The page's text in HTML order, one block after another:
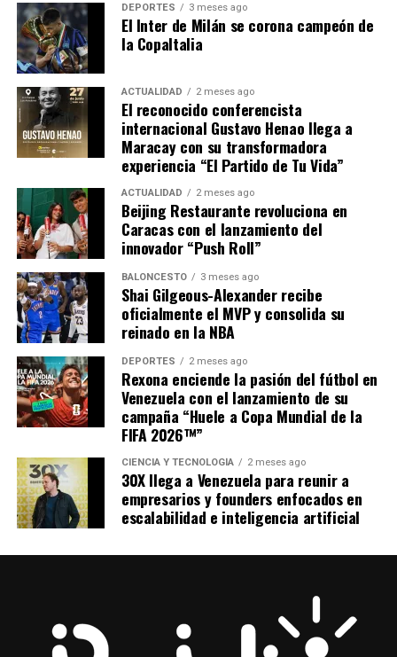
DEPORTES 3 meses ago
El Inter de Milán se corona campeón de
la CopaItalia
ACTUALIDAD 2 meses ago
El reconocido conferencista
internacional Gustavo Henao llega a
Maracay con su transformadora
experiencia “El Partido de Tu Vida”
ACTUALIDAD 2 meses ago
Beijing Restaurante revoluciona en
Caracas con el lanzamiento del
innovador “Push Roll”
BALONCESTO 3 meses ago
Shai Gilgeous-Alexander recibe
oficialmente el MVP y consolida su
reinado en la NBA
DEPORTES 2 meses ago
Rexona enciende la pasión del fútbol en
Venezuela con el lanzamiento de su
campaña “Huele a Copa Mundial de la
FIFA 2026™”
CIENCIA Y TECNOLOGÍA 2 meses ago
30X llega a Venezuela para reunir a
empresarios y founders enfocados en
escalabilidad e inteligencia artificial